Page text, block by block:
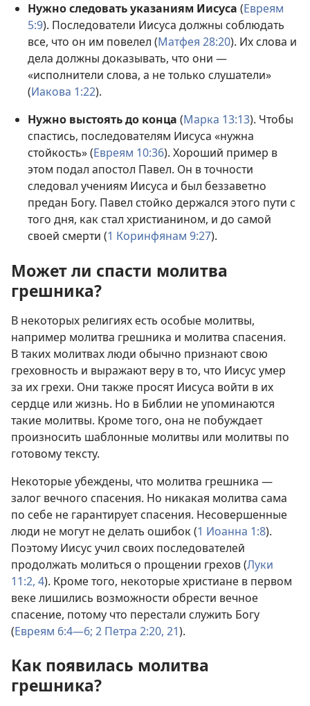
Нужно следовать указаниям Иисуса (Евреям
5:9). Последователи Иисуса должны соблюдать
все, что он им повелел (Матфея 28:20). Их слова и
дела должны доказывать, что они —
«исполнители слова, а не только слушатели»
(Иакова 1:22).
Нужно выстоять до конца (Марка 13:13). Чтобы
спастись, последователям Иисуса «нужна
стойкость» (Евреям 10:36). Хороший пример в
этом подал апостол Павел. Он в точности
следовал учениям Иисуса и был беззаветно
предан Богу. Павел стойко держался этого пути с
того дня, как стал христианином, и до самой
своей смерти (1 Коринфянам 9:27).
Может ли спасти молитва
грешника?
В некоторых религиях есть особые молитвы,
например молитва грешника и молитва спасения.
В таких молитвах люди обычно признают свою
греховность и выражают веру в то, что Иисус умер
за их грехи. Они также просят Иисуса войти в их
сердце или жизнь. Но в Библии не упоминаются
такие молитвы. Кроме того, она не побуждает
произносить шаблонные молитвы или молитвы по
готовому тексту.
Некоторые убеждены, что молитва грешника —
залог вечного спасения. Но никакая молитва сама
по себе не гарантирует спасения. Несовершенные
люди не могут не делать ошибок (1 Иоанна 1:8).
Поэтому Иисус учил своих последователей
продолжать молиться о прощении грехов (Луки
11:2, 4). Кроме того, некоторые христиане в первом
веке лишились возможности обрести вечное
спасение, потому что перестали служить Богу
(Евреям 6:4—6; 2 Петра 2:20, 21).
Как появилась молитва
грешника?